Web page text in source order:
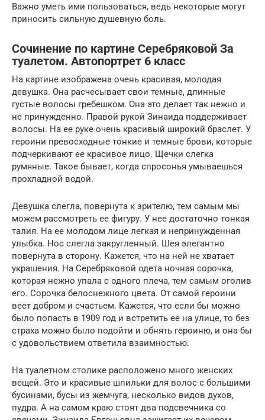
Важно уметь ими пользоваться, ведь некоторые могут
приносить сильную душевную боль.
Сочинение по картине Серебряковой За
туалетом. Автопортрет 6 класс
На картине изображена очень красивая, молодая
девушка. Она расчесывает свои темные, длинные
густые волосы гребешком. Она это делает так нежно и
не принужденно. Правой рукой Зинаида поддерживает
волосы. На ее руке очень красивый широкий браслет. У
героини превосходные тонкие и темные брови, которые
подчеркивают ее красивое лицо. Щечки слегка
румяные. Такое бывает, когда спросонья умываешься
прохладной водой.
Девушка слегла, повернута к зрителю, тем самым мы
можем рассмотреть ее фигуру. У нее достаточно тонкая
талия. На ее молодом лице легкая и непринужденная
улыбка. Нос слегла закругленный. Шея элегантно
повернута в сторону. Кажется, что на ней не хватает
украшения. На Серебряковой одета ночная сорочка,
которая нежно упала с одного плеча, тем самым оголив
его. Сорочка белоснежного цвета. От самой героини
веет добром и счастьем. Кажется, что если бы можно
было попасть в 1909 год и встретить ее на улице, то без
страха можно было подойти и обнять героиню, и она бы
с удовольствием ответила взаимностью.
На туалетном столике расположено много женских
вещей. Это и красивые шпильки для волос с большими
бусинами, бусы из жемчуга, несколько видов духов,
пудра. А на самом краю стоят два подсвечника со